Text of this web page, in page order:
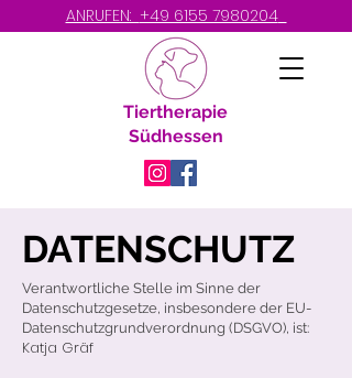
ANRUFEN: +49 6155 7980204
Tiertherapie
Südhessen
DATENSCHUTZ
Verantwortliche Stelle im Sinne der
Datenschutzgesetze, insbesondere der EU-
Datenschutzgrundverordnung (DSGVO), ist:
Katja Gräf